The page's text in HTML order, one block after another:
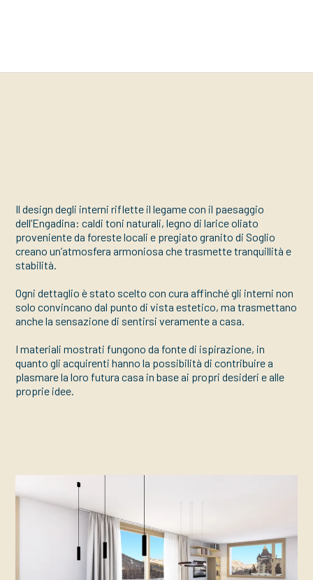
Il design degli interni riflette il legame con il paesaggio
dell’Engadina: caldi toni naturali, legno di larice oliato
proveniente da foreste locali e pregiato granito di Soglio
creano un’atmosfera armoniosa che trasmette tranquillità e
stabilità.
Ogni dettaglio è stato scelto con cura affinché gli interni non
solo convincano dal punto di vista estetico, ma trasmettano
anche la sensazione di sentirsi veramente a casa.
I materiali mostrati fungono da fonte di ispirazione, in
quanto gli acquirenti hanno la possibilità di contribuire a
plasmare la loro futura casa in base ai propri desideri e alle
proprie idee.